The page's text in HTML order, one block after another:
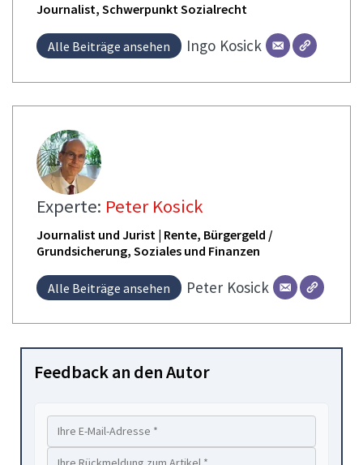
Journalist, Schwerpunkt Sozialrecht
Alle Beiträge ansehen Ingo Kosick
Experte: Peter Kosick
Journalist und Jurist | Rente, Bürgergeld /
Grundsicherung, Soziales und Finanzen
Alle Beiträge ansehen Peter Kosick
Feedback an den Autor